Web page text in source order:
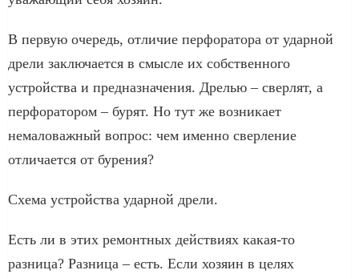
В первую очередь, отличие перфоратора от ударной
дрели заключается в смысле их собственного
устройства и предназначения. Дрелью – сверлят, а
перфоратором – бурят. Но тут же возникает
немаловажный вопрос: чем именно сверление
отличается от бурения?
Схема устройства ударной дрели.
Есть ли в этих ремонтных действиях какая-то
разница? Разница – есть. Если хозяин в целях